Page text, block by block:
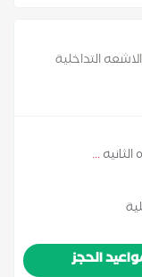
التداخلية
...
الحجز